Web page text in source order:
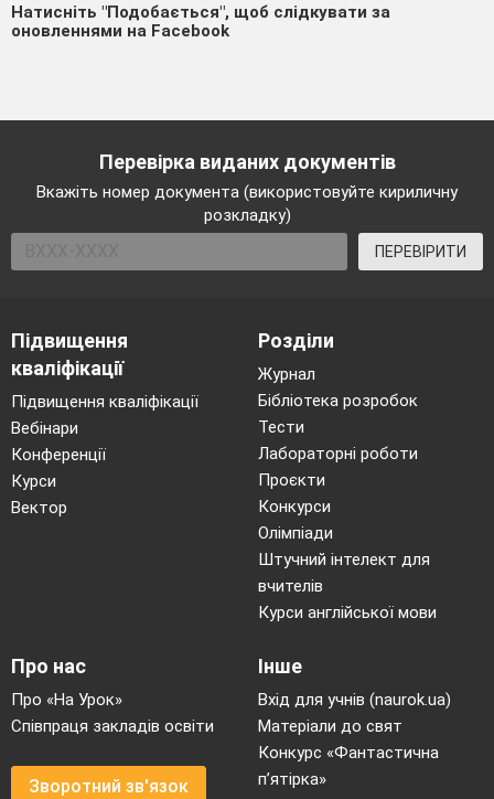
Натисніть "Подобається", щоб слідкувати за
оновленнями на Facebook
Перевірка виданих документів
Вкажіть номер документа (використовуйте кириличну
розкладку)
ПЕРЕВІРИТИ
Підвищення
кваліфікації
Підвищення кваліфікації
Вебінари
Конференції
Курси
Вектор
Розділи
Журнал
Бібліотека розробок
Тести
Лабораторні роботи
Проєкти
Конкурси
Олімпіади
Штучний інтелект для
вчителів
Курси англійської мови
Про нас
Про «На Урок»
Співпраця закладів освіти
Зворотний зв'язок
Інше
Вхід для учнів (naurok.ua)
Матеріали до свят
Конкурс «Фантастична
п’ятірка»